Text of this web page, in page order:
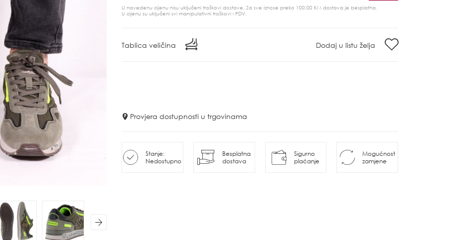
Next
U navedenu cijenu nisu uključeni troškovi dostave. Za sve iznose preko 100,00 KM dostava je besplatna.
U cijenu su uključeni svi manipulativni troškovi i PDV.
Tablica veličina Dodaj u listu želja
Provjera dostupnosti u trgovinama
Stanje:
Nedostupno
Besplatna
dostava
Sigurno
plaćanje
Mogućnost
zamjene